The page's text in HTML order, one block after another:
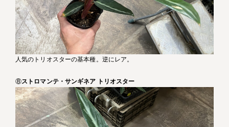
人気のトリオスターの基本種。逆にレア。
⑧ストロマンテ・サンギネア トリオスター